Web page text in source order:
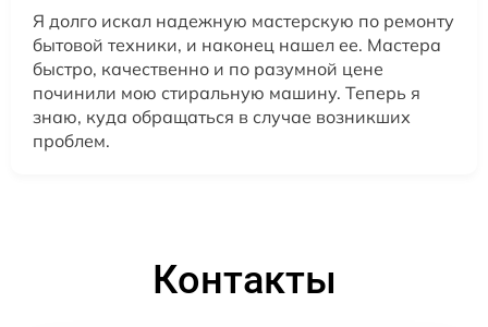
Я долго искал надежную мастерскую по ремонту
бытовой техники, и наконец нашел ее. Мастера
быстро, качественно и по разумной цене
починили мою стиральную машину. Теперь я
знаю, куда обращаться в случае возникших
проблем.
Контакты